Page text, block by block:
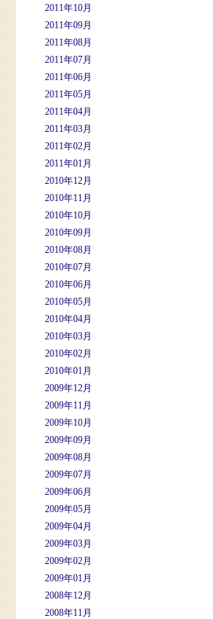
2011年10月
2011年09月
2011年08月
2011年07月
2011年06月
2011年05月
2011年04月
2011年03月
2011年02月
2011年01月
2010年12月
2010年11月
2010年10月
2010年09月
2010年08月
2010年07月
2010年06月
2010年05月
2010年04月
2010年03月
2010年02月
2010年01月
2009年12月
2009年11月
2009年10月
2009年09月
2009年08月
2009年07月
2009年06月
2009年05月
2009年04月
2009年03月
2009年02月
2009年01月
2008年12月
2008年11月